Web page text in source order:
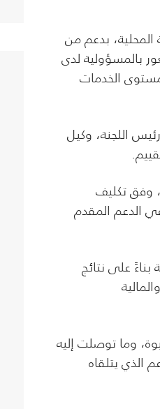
بدعم من
بالمسؤولية لدى
الخدمات
اللجنة، وكيل
وفق تكليف
الدعم المقدم
على نتائج
وما توصلت إليه
الذي يتلقاه